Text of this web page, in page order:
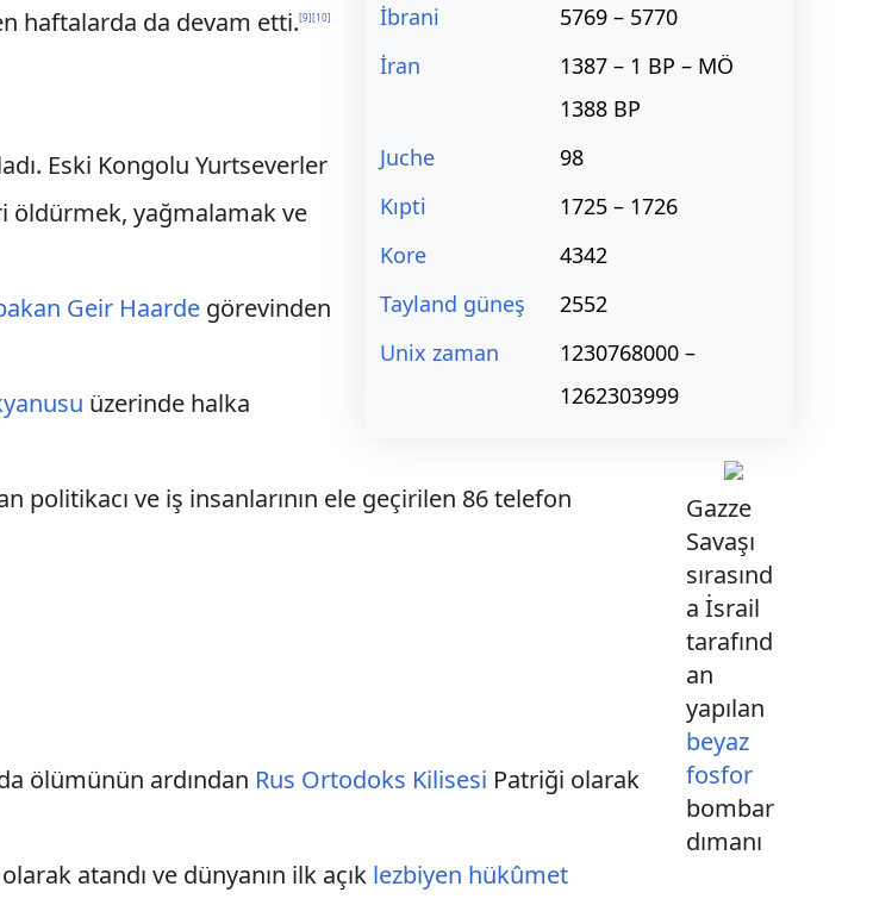
İbrani
5769 – 5770
İran
1387 – 1 BP – MÖ
1388 BP
Juche
98
Kıpti
1725 – 1726
Kore
4342
Tayland güneş
2552
Unix zaman
1230768000 –
1262303999
Gazze
Savaşı
sırasınd
a İsrail
tarafınd
an
yapılan
beyaz
fosfor
bombar
dımanı
haftalarda da devam etti.[9][10]
Eski Kongolu Yurtseverler
öldürmek, yağmalamak ve
Geir Haarde görevinden
üzerinde halka
politikacı ve iş insanlarının ele geçirilen 86 telefon
ölümünün ardından Rus Ortodoks Kilisesi Patriği olarak
atandı ve dünyanın ilk açık lezbiyen hükûmet